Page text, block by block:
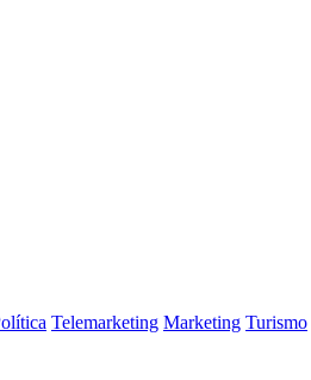
Telemarketing Marketing Turismo